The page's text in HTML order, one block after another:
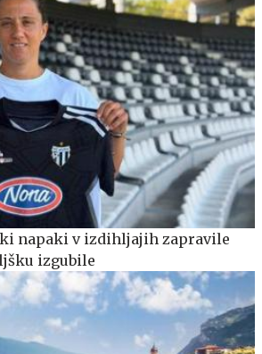
napaki v izdihljajih zapravile
izgubile